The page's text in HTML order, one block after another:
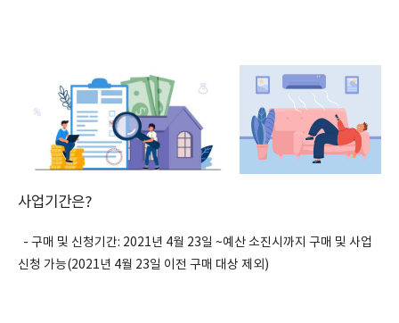
사업기간은?
- 구매 및 신청기간: 2021년 4월 23일 ~예산 소진시까지 구매 및 사업
신청 가능(2021년 4월 23일 이전 구매 대상 제외)